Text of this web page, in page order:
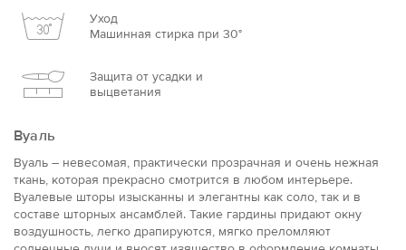
Уход
Машинная стирка при 30°
Защита от усадки и
выцветания
Вуаль
Вуаль – невесомая, практически прозрачная и очень нежная
ткань, которая прекрасно смотрится в любом интерьере.
Вуалевые шторы изысканны и элегантны как соло, так и в
составе шторных ансамблей. Такие гардины придают окну
воздушность, легко драпируются, мягко преломляют